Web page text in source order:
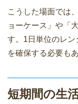
こうした場面では
ョーケース」や「
す。1日単位のレ
を確保する必要も
短期間の生